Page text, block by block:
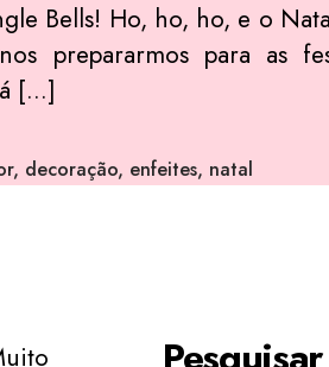
Bells! Ho, ho, ho, e o
prepararmos para as
[…]
, decoração, enfeites, natal